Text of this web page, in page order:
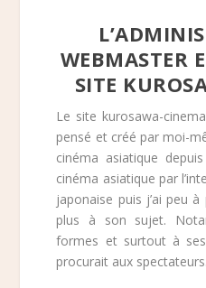
WEBMASTER
SITE
Le site kurosawa-
pensé et créé par moi-
cinéma asiatique
cinéma asiatique par
japonaise puis j’ai peu
plus à son sujet.
formes et surtout à ses
procurait aux spectateurs.